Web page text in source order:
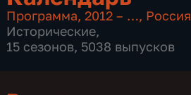
Программа,2012 – …, Россия
Исторические,
15 сезонов, 5038 выпусков